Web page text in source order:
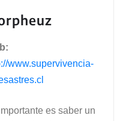
www.supervivencia-
es saber un